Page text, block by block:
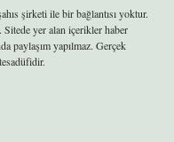
şirketi ile bir bağlantısı yoktur.
Sitede yer alan içerikler haber
paylaşım yapılmaz. Gerçek